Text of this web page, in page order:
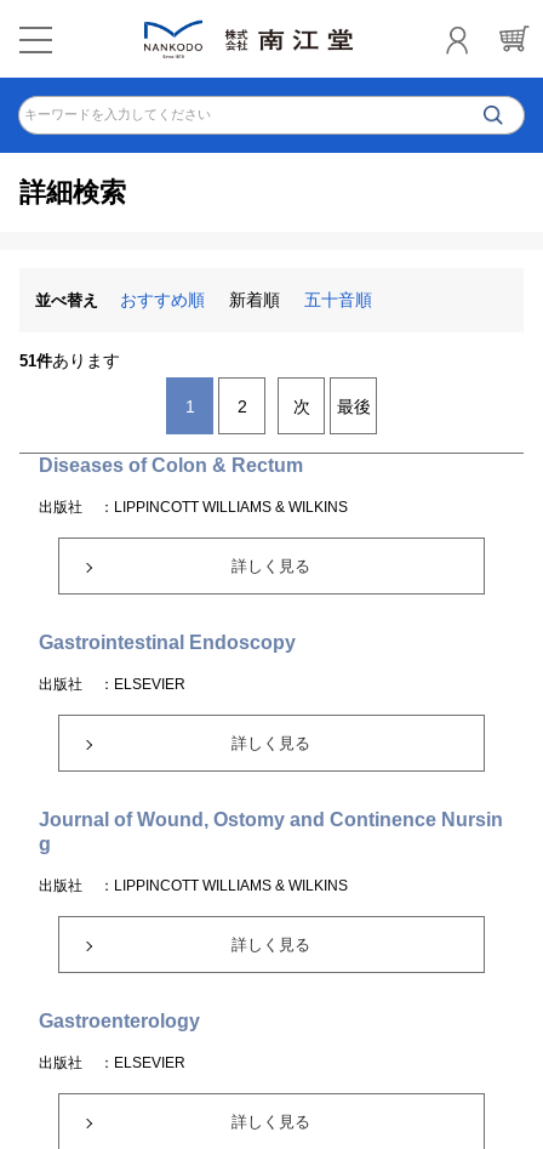
キーワードを入力してください
詳細検索
並べ替え おすすめ順 新着順 五十音順
51件あります
1 2 次 最後
Diseases of Colon & Rectum
出版社 ：LIPPINCOTT WILLIAMS & WILKINS
詳しく見る
Gastrointestinal Endoscopy
出版社 ：ELSEVIER
詳しく見る
Journal of Wound, Ostomy and Continence Nursin
g
出版社 ：LIPPINCOTT WILLIAMS & WILKINS
詳しく見る
Gastroenterology
出版社 ：ELSEVIER
詳しく見る